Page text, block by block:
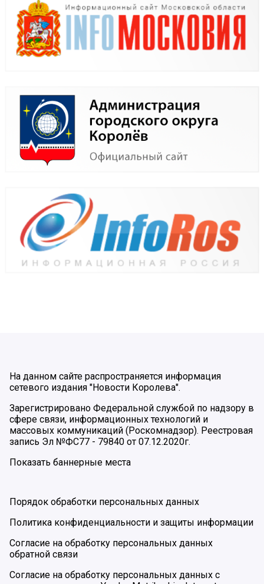
На данном сайте распространяется информация
сетевого издания "Новости Королева".
Зарегистрировано Федеральной службой по надзору в
сфере связи, информационных технологий и
массовых коммуникаций (Роскомнадзор). Реестровая
запись Эл №ФС77 - 79840 от 07.12.2020г.
Показать баннерные места
Порядок обработки персональных данных
Политика конфиденциальности и защиты информации
Согласие на обработку персональных данных
обратной связи
Согласие на обработку персональных данных с